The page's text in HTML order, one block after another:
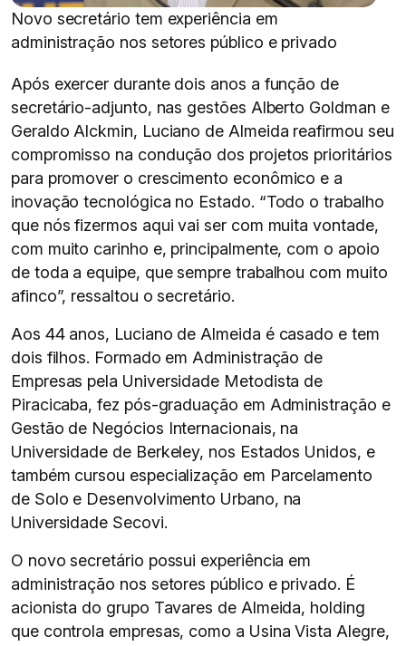
Novo secretário tem experiência em
administração nos setores público e privado
Após exercer durante dois anos a função de
secretário-adjunto, nas gestões Alberto Goldman e
Geraldo Alckmin, Luciano de Almeida reafirmou seu
compromisso na condução dos projetos prioritários
para promover o crescimento econômico e a
inovação tecnológica no Estado. “Todo o trabalho
que nós fizermos aqui vai ser com muita vontade,
com muito carinho e, principalmente, com o apoio
de toda a equipe, que sempre trabalhou com muito
afinco”, ressaltou o secretário.
Aos 44 anos, Luciano de Almeida é casado e tem
dois filhos. Formado em Administração de
Empresas pela Universidade Metodista de
Piracicaba, fez pós-graduação em Administração e
Gestão de Negócios Internacionais, na
Universidade de Berkeley, nos Estados Unidos, e
também cursou especialização em Parcelamento
de Solo e Desenvolvimento Urbano, na
Universidade Secovi.
O novo secretário possui experiência em
administração nos setores público e privado. É
acionista do grupo Tavares de Almeida, holding
que controla empresas, como a Usina Vista Alegre,